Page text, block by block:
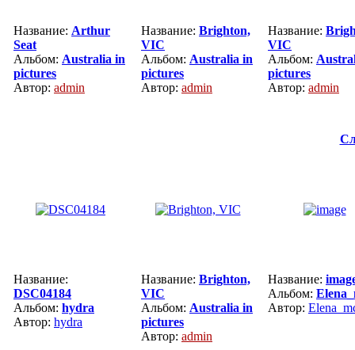
Название: Arthur
Seat
Альбом: Australia in
pictures
Автор: admin
Название: Brighton,
VIC
Альбом: Australia in
pictures
Автор: admin
Название:
VIC
Альбом:
pictures
Автор: admin
Название:
DSC04184
Альбом: hydra
Автор: hydra
Название: Brighton,
VIC
Альбом: Australia in
pictures
Автор: admin
Название:
Альбом:
Автор: